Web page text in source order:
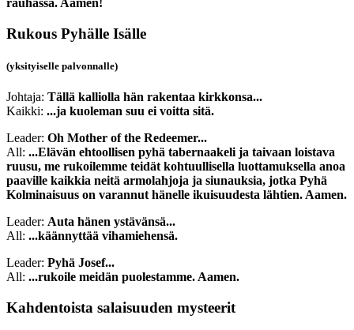
Rukous Pyhälle Isälle
(yksityiselle palvonnalle)
Johtaja: Tällä kalliolla hän rakentaa kirkkonsa...
Kaikki: ...ja kuoleman suu ei voitta sitä.
Leader: Oh Mother of the Redeemer...
All: ...Elävän ehtoollisen pyhä tabernaakeli ja taivaan loistava
ruusu, me rukoilemme teidät kohtuullisella luottamuksella anoa
paaville kaikkia neitä armolahjoja ja siunauksia, jotka Pyhä
Kolminaisuus on varannut hänelle ikuisuudesta lähtien. Aamen.
Leader: Auta hänen ystävänsä...
All: ...käännyttää vihamiehensä.
Leader: Pyhä Josef...
All: ...rukoile meidän puolestamme. Aamen.
Kahdentoista salaisuuden mysteerit